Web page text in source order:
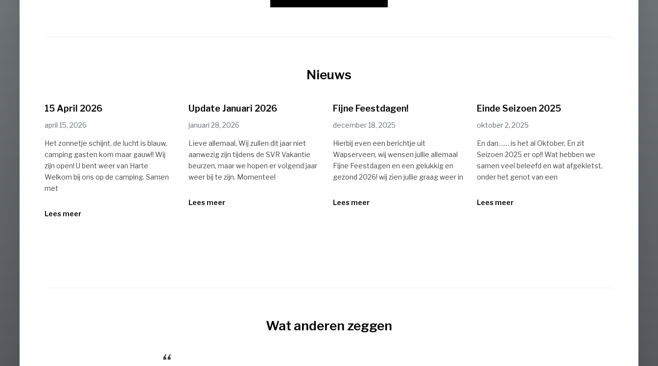
Nieuws
15 April 2026
april 15, 2026
Het zonnetje schijnt, de lucht is blauw,
camping gasten kom maar gauw!! Wij
zijn open! U bent weer van Harte
Welkom bij ons op de camping. Samen
met
Lees meer
Update Januari 2026
januari 28, 2026
Lieve allemaal, Wij zullen dit jaar niet
aanwezig zijn tijdens de SVR Vakantie
beurzen, maar we hopen er volgend jaar
weer bij te zijn. Momenteel
Lees meer
Fijne Feestdagen!
december 18, 2025
Hierbij even een berichtje uit
Wapserveen, wij wensen jullie allemaal
Fijne Feestdagen en een gelukkig en
gezond 2026! wij zien jullie graag weer in
Lees meer
Einde Seizoen 2025
oktober 2, 2025
En dan…… is het al Oktober, En zit
Seizoen 2025 er op!! Wat hebben we
samen veel beleefd en wat afgekletst,
onder het genot van een
Lees meer
Wat anderen zeggen